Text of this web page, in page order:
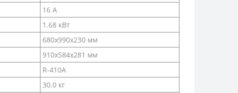
16 А
1.68 кВт
680х990х230 мм
910х584х281 мм
R-410A
30.0 кг